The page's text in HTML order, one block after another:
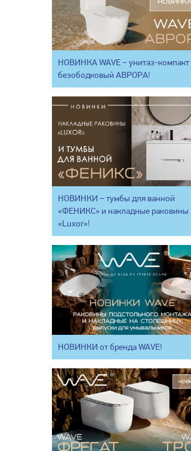
НОВИНКА WAVE – унитаз-компакт
безободковый АВРОРА!
НОВИНКИ – тумбы для ванной
«ФЕНИКС» и накладные раковины
«Luxor»!
НОВИНКИ от бренда WAVE!